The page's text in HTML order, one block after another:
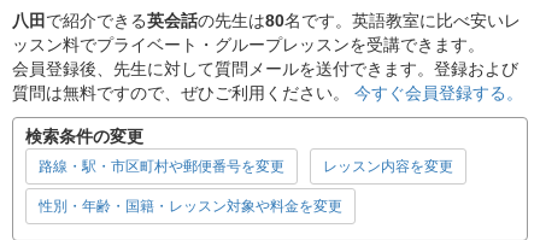
八田 で紹介できる英会話の先生は80名です。英語教室に比べ安いレ
ッスン料でプライベート・グループレッスンを受講できます。
会員登録後、先生に対して質問メールを送付できます。登録および
質問は無料ですので、ぜひご利用ください。 今すぐ会員登録する。
検索条件の変更
路線・駅・市区町村や郵便番号を変更 レッスン内容を変更
性別・年齢・国籍・レッスン対象や料金を変更